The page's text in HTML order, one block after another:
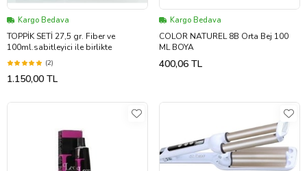
Kargo Bedava
TOPPİK SETİ 27,5 gr. Fiber ve
100ml.sabitleyici ile birlikte
(2)
1.150,00 TL
Kargo Bedava
COLOR NATUREL 8B Orta Bej 100
ML BOYA
400,06 TL